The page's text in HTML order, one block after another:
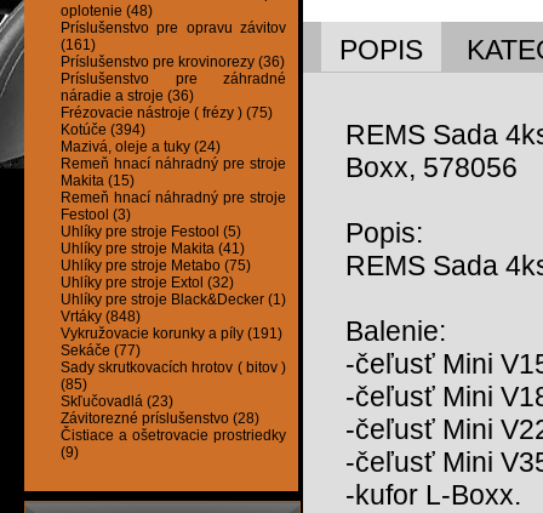
oplotenie (48)
Príslušenstvo pre opravu závitov
(161)
Príslušenstvo pre krovinorezy (36)
Príslušenstvo pre záhradné
náradie a stroje (36)
Frézovacie nástroje ( frézy ) (75)
Kotúče (394)
Mazivá, oleje a tuky (24)
Remeň hnací náhradný pre stroje
Makita (15)
Remeň hnací náhradný pre stroje
Festool (3)
Uhlíky pre stroje Festool (5)
Uhlíky pre stroje Makita (41)
Uhlíky pre stroje Metabo (75)
Uhlíky pre stroje Extol (32)
Uhlíky pre stroje Black&Decker (1)
Vrtáky (848)
Vykružovacie korunky a píly (191)
Sekáče (77)
Sady skrutkovacích hrotov ( bitov )
(85)
Skľučovadlá (23)
Závitorezné príslušenstvo (28)
Čistiace a ošetrovacie prostriedky
(9)
POPIS
REMS Sada
Boxx, 578056
Popis:
REMS Sada
Balenie:
-čeľusť Mini
-čeľusť Mini
-čeľusť Mini
-čeľusť Mini
-kufor L-Boxx.